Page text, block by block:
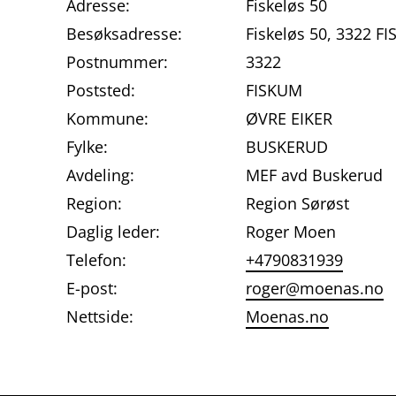
Adresse:
Fiskeløs 50
Besøksadresse:
Fiskeløs 50, 3322
Postnummer:
3322
Poststed:
FISKUM
Kommune:
ØVRE EIKER
Fylke:
BUSKERUD
Avdeling:
MEF avd Buskerud
Region:
Region Sørøst
Daglig leder:
Roger Moen
Telefon:
+4790831939
E-post:
roger@moenas.no
Nettside:
Moenas.no